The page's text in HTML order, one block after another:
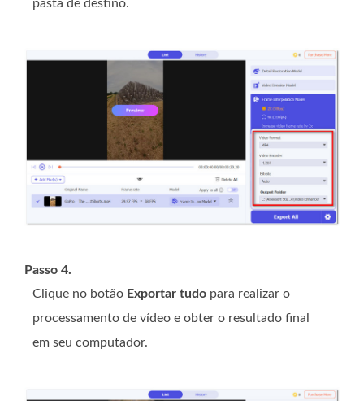
pasta de destino.
Passo 4.
Clique no botão Exportar tudo para realizar o
processamento de vídeo e obter o resultado final
em seu computador.